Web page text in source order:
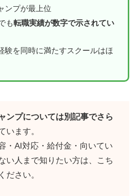
ンプが最上位
も転職実績が数字で示されてい
験を同時に満たすスクールはほ
ンプについては別記事でさら
います。
・AI対応・給付金・向いてい
い人まで知りたい方は、こち
ださい。